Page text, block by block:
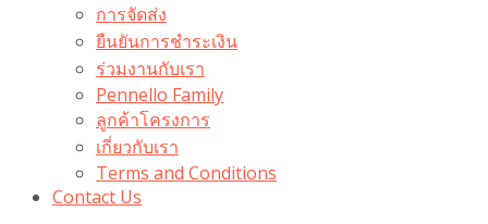
การจัดส่ง
ยืนยันการชำระเงิน
ร่วมงานกับเรา
Pennello Family
ลูกค้าโครงการ
เกี่ยวกับเรา
Terms and Conditions
Contact Us